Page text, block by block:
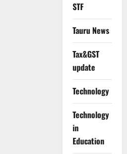
STF
Tauru News
Tax&GST
update
Technology
Technology
in
Education